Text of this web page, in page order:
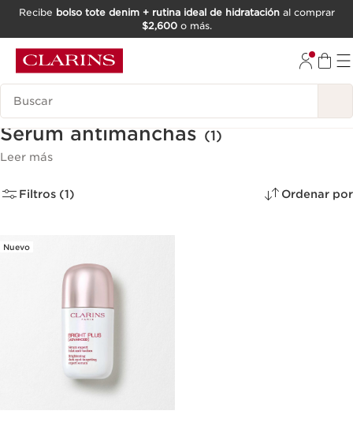
IR AL PIE DE PÁGINA
Recibe bolso tote denim + rutina ideal de hidrataciónal comprar
$2,600o más.
Buscar
Serum antimanchas (1)
Leer más
Filtros (1) Ordenar por
Nuevo